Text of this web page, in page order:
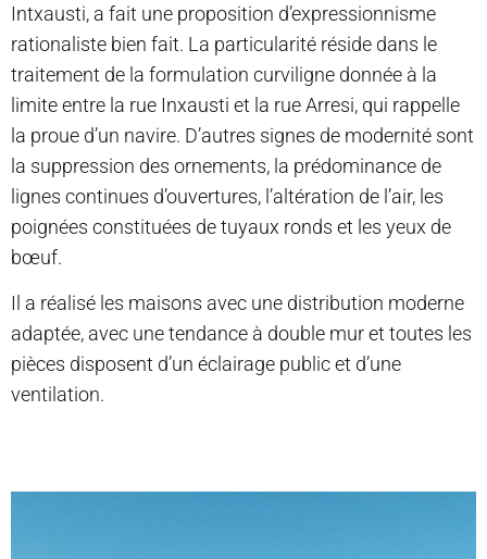
Intxausti, a fait une proposition d’expressionnisme
rationaliste bien fait. La particularité réside dans le
traitement de la formulation curviligne donnée à la
limite entre la rue Inxausti et la rue Arresi, qui rappelle
la proue d’un navire. D’autres signes de modernité sont
la suppression des ornements, la prédominance de
lignes continues d’ouvertures, l’altération de l’air, les
poignées constituées de tuyaux ronds et les yeux de
bœuf.
Il a réalisé les maisons avec une distribution moderne
adaptée, avec une tendance à double mur et toutes les
pièces disposent d’un éclairage public et d’une
ventilation.